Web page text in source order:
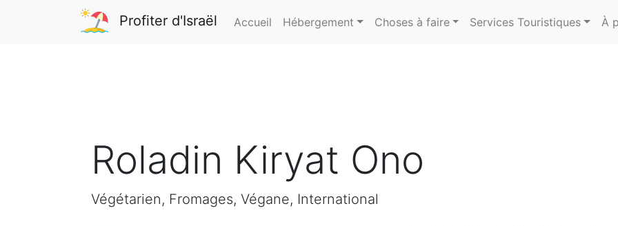
Profiter d'Israël Accueil Hébergement Choses à faire Services Touristiques À
Roladin Kiryat Ono
Végétarien, Fromages, Végane, International